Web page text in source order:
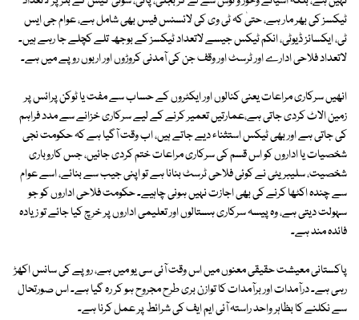
ٹیکسز کی بھر مار ہے، حتیٰ کہ ٹی وی کی لائسنس فیس بھی شامل ہے، عوام جی ایس
ٹی، ایکسائز ڈیوٹی، انکم ٹیکس جیسے لاتعداد ٹیکسز کے بوجھ تلے کچلے جا رہے ہیں۔
لاتعداد فلاحی ادارے اور ٹرسٹ اور وقف جن کی آمدنی کروڑوں اور اربوں روپے میں ہے۔
انھیں سرکاری مراعات یعنی کنالوں اور ایکٹروں کے حساب سے مفت یا ٹوکن پرائس پر
زمین الاٹ کردی جاتی ہے،عمارتیں تعمیر کرنے کے لیے سرکاری خزانے سے مدد فراہم
کی جاتی ہے اور بھی ٹیکس استثناء دیے جاتے ہیں، اب وقت آگیا ہے کہ حکومت نجی
شخصیات یا اداروں کو اس قسم کی سرکاری مراعات ختم کردی جائیں، جس کاروباری
شخصیت، سلیبریٹی نے کوئی فلاحی ٹرسٹ بنانا ہے تو اپنی جیب سے بنائے، اسے عوام
سے چندہ اکٹھا کرنے کی بھی اجازت نہیں ہونی چاہیے۔ حکومت فلاحی اداروں کو جو
سہولت دیتی ہے، وہ پیسہ سرکاری ہستالوں اور تعلیمی اداروں پر خرچ کیا جائے تو زیادہ
فائدہ مند ہے۔
پاکستانی معیشت حقیقی معنوں میں اس وقت آئی سی یو میں ہے، روپے کی سانس اکھڑ
رہی ہے۔ درآمدات اور برآمدات کا توازن بری طرح مجروح ہو کر رہ گیا ہے۔ اس صورتحال
سے نکلنے کا بظاہر واحد راستہ آئی ایم ایف کی شرائط پر عمل کرنا ہے۔